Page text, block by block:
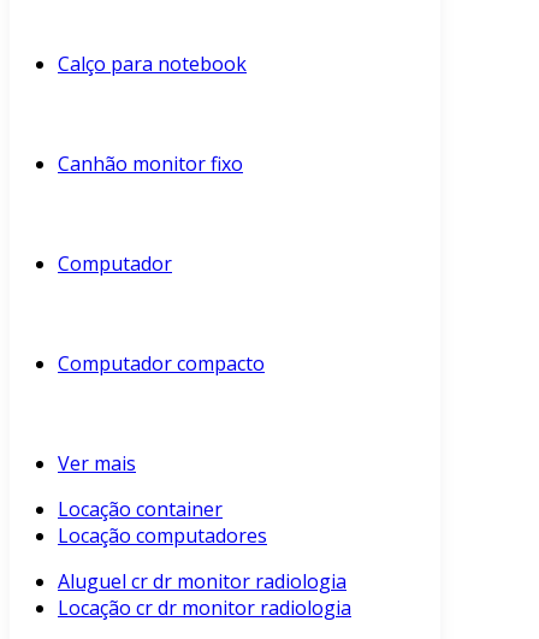
Calço para notebook
Canhão monitor fixo
Computador
Computador compacto
Ver mais
Locação container
Locação computadores
Aluguel cr dr monitor radiologia
Locação cr dr monitor radiologia